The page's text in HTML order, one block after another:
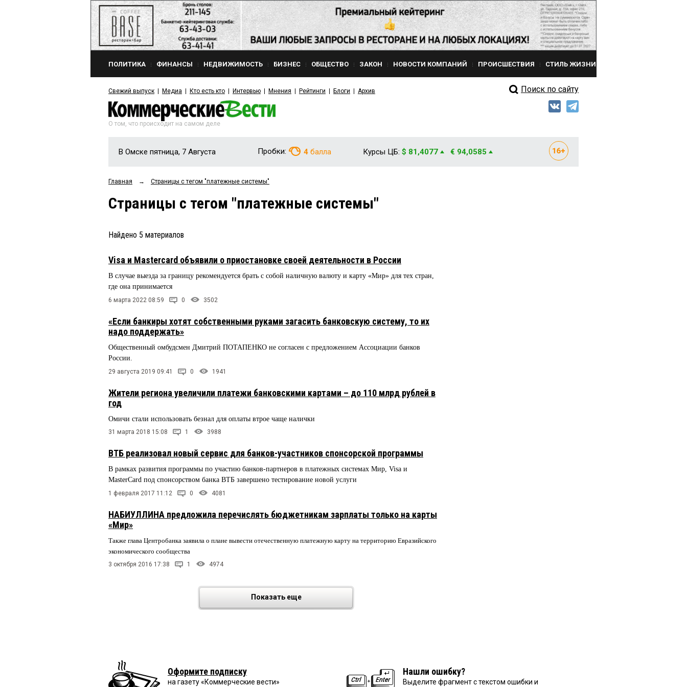
ПОЛИТИКА ФИНАНСЫ НЕДВИЖИМОСТЬ БИЗНЕС ОБЩЕСТВО ЗАКОН НОВОСТИ КОМПАНИЙ ПРОИСШЕСТВИЯ СТИЛЬ ЖИЗНИ
Свежий выпуск Медиа Кто есть кто Интервью Мнения Рейтинги Блоги Архив Поиск по сайту
О том, что происходит на самом деле
В Омске пятница, 7 Августа Пробки: 4 балла Курсы ЦБ: $ 81,4077 € 94,0585
Главная → Страницы c тегом "платежные системы"
Страницы c тегом "платежные системы"
Найдено 5 материалов
Visa и Mastercard объявили о приостановке своей деятельности в России
В случае выезда за границу рекомендуется брать с собой наличную валюту и карту «Мир» для тех стран,
где она принимается
6 марта 2022 08:59 0 3502
«Если банкиры хотят собственными руками загасить банковскую систему, то их
надо поддержать»
Общественный омбудсмен Дмитрий ПОТАПЕНКО не согласен с предложением Ассоциации банков
России.
29 августа 2019 09:41 0 1941
Жители региона увеличили платежи банковскими картами – до 110 млрд рублей в
год
Омичи стали использовать безнал для оплаты втрое чаще налички
31 марта 2018 15:08 1 3988
ВТБ реализовал новый сервис для банков-участников спонсорской программы
В рамках развития программы по участию банков-партнеров в платежных системах Мир, Visa и
MasterCard под спонсорством банка ВТБ завершено тестирование новой услуги
1 февраля 2017 11:12 0 4081
НАБИУЛЛИНА предложила перечислять бюджетникам зарплаты только на карты
«Мир»
Также глава Центробанка заявила о плане вывести отечественную платежную карту на территорию Евразийского
экономического сообщества
3 октября 2016 17:38 1 4974
Показать еще
Оформите подписку
на газету «Коммерческие вести»
Нашли ошибку?
Выделите фрагмент с текстом ошибки и